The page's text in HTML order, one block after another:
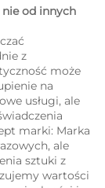
nie od innych
z
może
na
usługi, ale
marki: Marka
ale
sztuki z
wartości